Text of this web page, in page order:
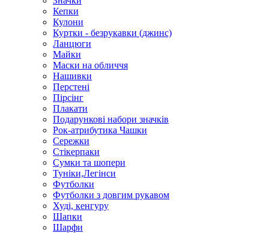
Кепки
Кулони
Куртки - безрукавки (джинс)
Ланцюги
Майки
Маски на обличчя
Нашивки
Перстені
Пірсінг
Плакати
Подарункові набори значків
Рок-атрибутика Чашки
Сережки
Стікерпаки
Сумки та шопери
Туніки,Легінси
Футболки
Футболки з довгим рукавом
Худі, кенгуру
Шапки
Шарфи